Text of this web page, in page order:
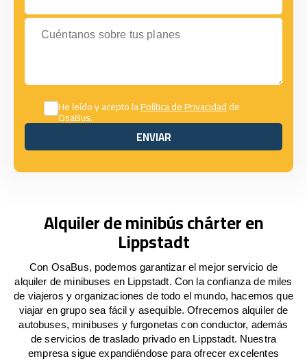
Cuéntanos sobre tus planes
He leído y acepto laPolítica de Privacidadde
OsaBus.
ENVIAR
ENVIAR
Alquiler de minibús chárter en
Lippstadt
Con OsaBus, podemos garantizar el mejor servicio de
alquiler de minibuses en Lippstadt. Con la confianza de miles
de viajeros y organizaciones de todo el mundo, hacemos que
viajar en grupo sea fácil y asequible. Ofrecemos alquiler de
autobuses, minibuses y furgonetas con conductor, además
de servicios de traslado privado en Lippstadt. Nuestra
empresa sigue expandiéndose para ofrecer excelentes